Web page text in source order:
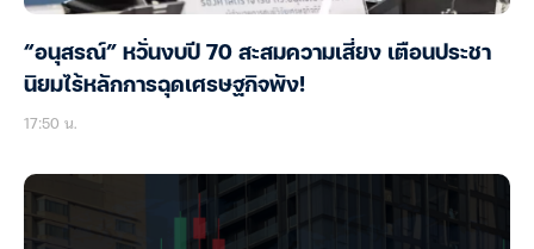
“อนุสรณ์” หวั่นงบปี 70 สะสมความเสี่ยง เตือนประชา
นิยมไร้หลักการฉุดเศรษฐกิจพัง!
17:50 น.